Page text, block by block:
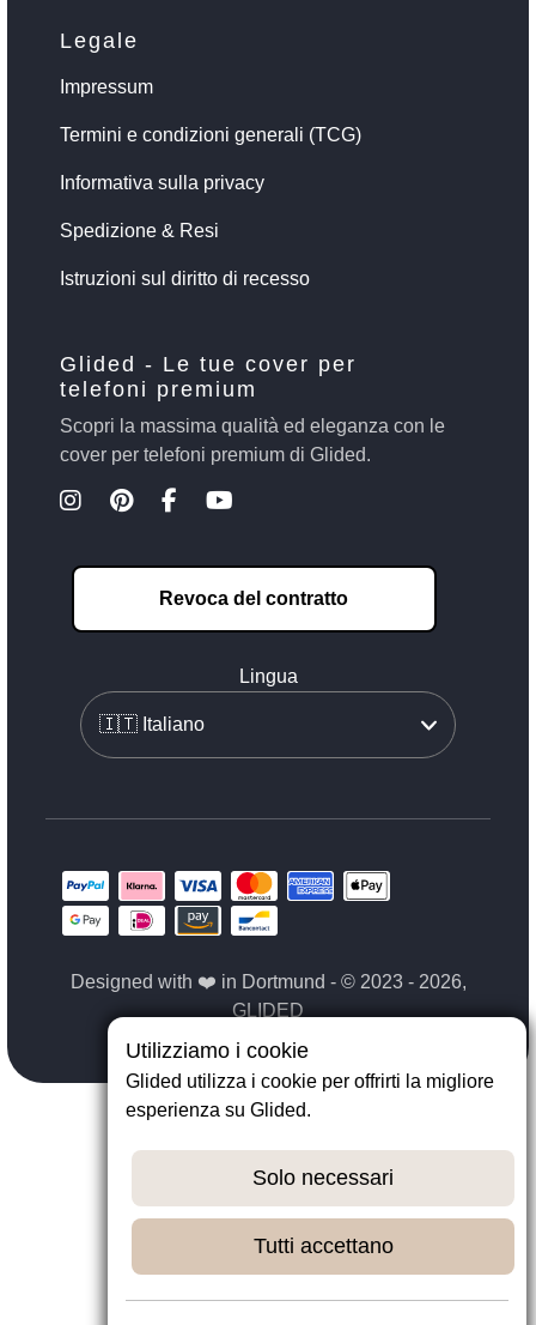
Legale
Impressum
Termini e condizioni generali (TCG)
Informativa sulla privacy
Spedizione & Resi
Istruzioni sul diritto di recesso
Glided - Le tue cover per
telefoni premium
Scopri la massima qualità ed eleganza con le
cover per telefoni premium di Glided.
Revoca del contratto
Lingua
Designed with ❤️ in Dortmund - © 2023 - 2026,
GLIDED
Utilizziamo i cookie
Glided utilizza i cookie per offrirti la migliore
esperienza su Glided.
Solo necessari
Tutti accettano